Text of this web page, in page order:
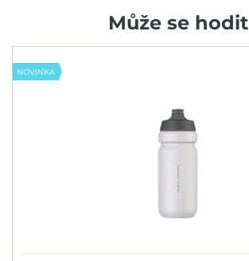
Může se hodit
NOVINKA